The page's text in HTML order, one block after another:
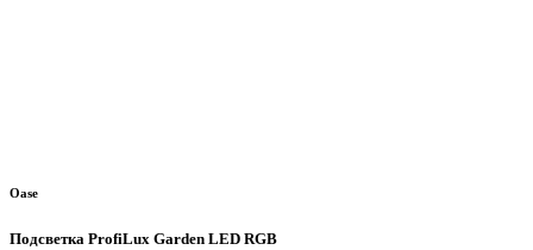
Oase
Подсветка ProfiLux Garden LED RGB